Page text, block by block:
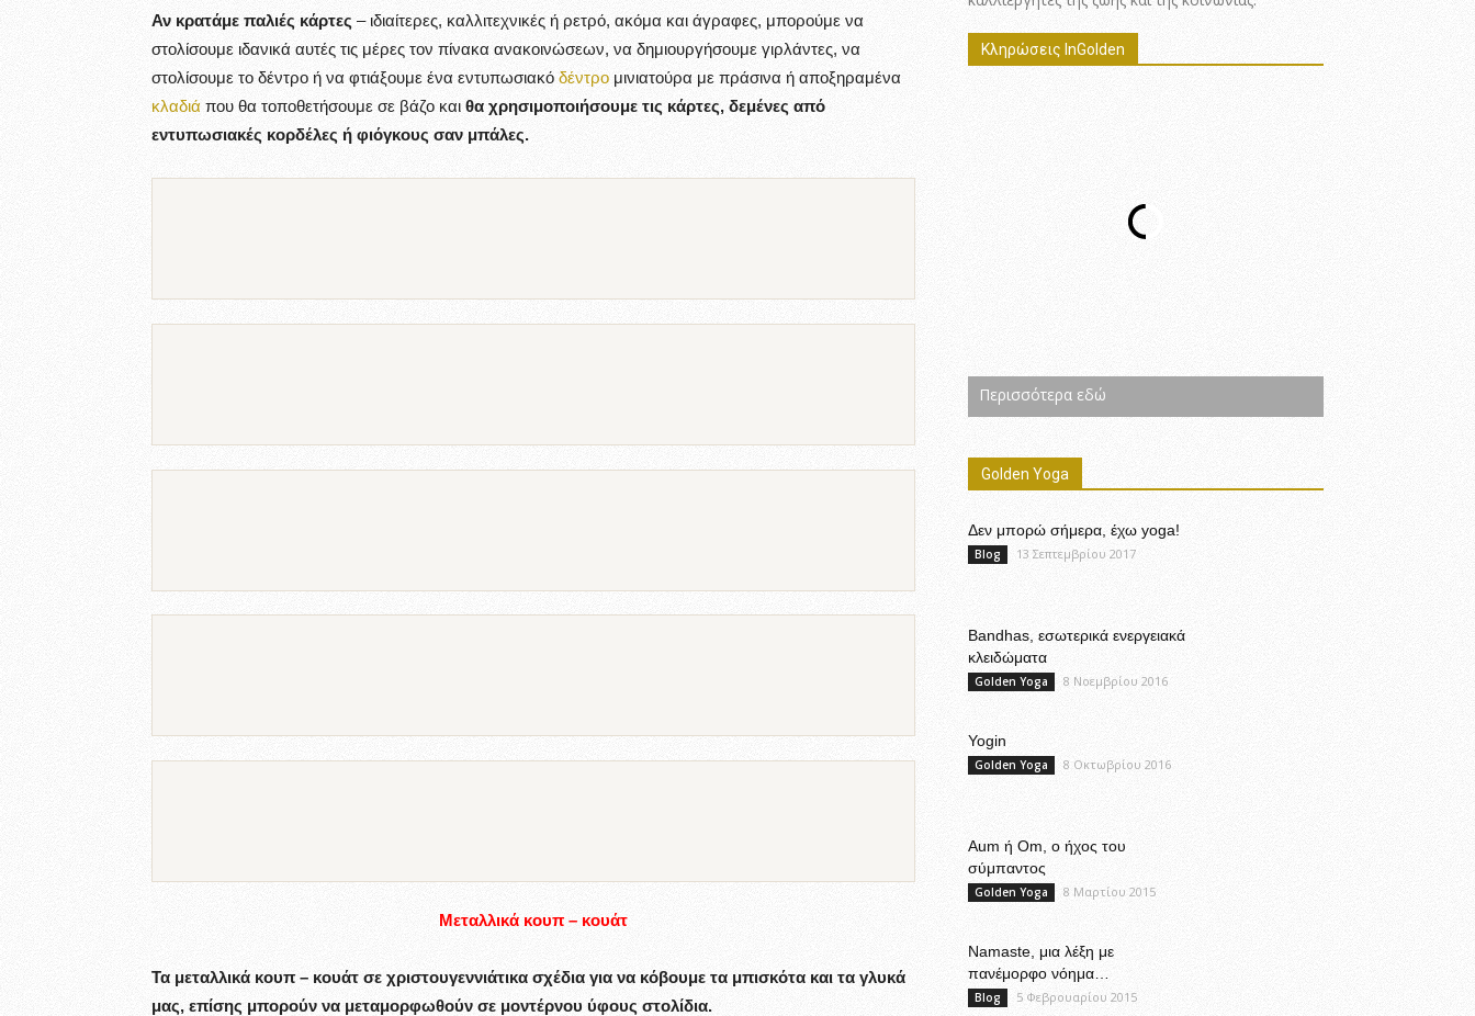
Αν κρατάμε παλιές κάρτες – ιδιαίτερες, καλλιτεχνικές ή ρετρό, ακόμα και άγραφες, μπορούμε να
στολίσουμε ιδανικά αυτές τις μέρες τον πίνακα ανακοινώσεων, να δημιουργήσουμε γιρλάντες, να
στολίσουμε το δέντρο ή να φτιάξουμε ένα εντυπωσιακό δέντρο μινιατούρα με πράσινα ή αποξηραμένα
κλαδιά που θα τοποθετήσουμε σε βάζο και θα χρησιμοποιήσουμε τις κάρτες, δεμένες από
εντυπωσιακές κορδέλες ή φιόγκους σαν μπάλες.
Μεταλλικά κουπ – κουάτ
Τα μεταλλικά κουπ – κουάτ σε χριστουγεννιάτικα σχέδια για να κόβουμε τα μπισκότα και τα γλυκά
μας, επίσης μπορούν να μεταμορφωθούν σε μοντέρνου ύφους στολίδια.
Κληρώσεις InGolden
Περισσότερα εδώ
Golden Yoga
Δεν μπορώ σήμερα, έχω yoga!
Blog 13 Σεπτεμβρίου 2017
Bandhas, εσωτερικά ενεργειακά
κλειδώματα
Golden Yoga 8 Νοεμβρίου 2016
Yogin
Golden Yoga 8 Οκτωβρίου 2016
Aum ή Om, ο ήχος του
σύμπαντος
Golden Yoga 8 Μαρτίου 2015
Namaste, μια λέξη με
πανέμορφο νόημα…
Blog 5 Φεβρουαρίου 2015